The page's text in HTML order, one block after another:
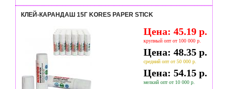
КЛЕЙ-КАРАНДАШ 15Г KORES PAPER STICK
Цена: 45.19 р.
крупный опт от 100 000 р.
Цена: 48.35 р.
средний опт от 50 000 р.
Цена: 54.15 р.
мелкий опт от 10 000 р.